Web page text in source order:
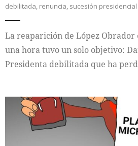
debilitada, renuncia, sucesión presidencial
La reaparición de López Obrador
una hora tuvo un solo objetivo:
Presidenta debilitada que ha